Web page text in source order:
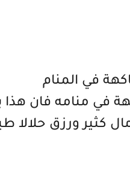
في المنام
في منامه فان هذا
ورزق حلالا